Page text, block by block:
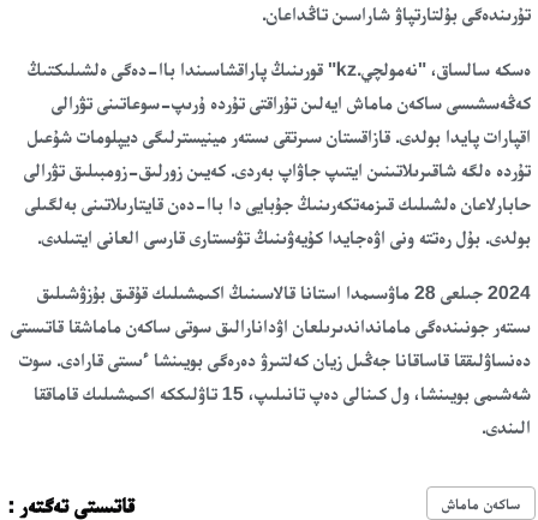
تۇرىندەگى بۇلتارتپاۋ شاراسىن تاڭداعان.
ەسكە سالساق، "نەمولچي.kz" قورىنىڭ پاراقشاسىندا باا-دەگى ەلشىلىكتىڭ
كەڭەسشىسى ساكەن ماماش ايەلىن تۇراقتى تۇردە ۇرىپ-سوعاتىنى تۋرالى
اقپارات پايدا بولدى. قازاقستان سىرتقى ىستەر مينيسترلىگى ديپلومات شۇعىل
تۇردە ەلگە شاقىرىلاتىنىن ايتىپ جاۋاپ بەردى. كەيىن زورلىق-زومبىلىق تۋرالى
حابارلاعان ەلشىلىك قىزمەتكەرىنىڭ جۇبايى دا باا-دەن قايتارىلاتىنى بەلگىلى
بولدى. بۇل رەتتە ونى اۋەجايدا كۇيەۋىنىڭ تۋىستارى قارسى العانى ايتىلدى.
2024 جىلعى 28 ماۋسىمدا استانا قالاسىنىڭ اكىمشىلىك قۇقىق بۇزۋشىلىق
ىستەر جونىندەگى مامانداندىرىلعان اۋدانارالىق سوتى ساكەن ماماشقا قاتىستى
دەنساۋلىققا قاساقانا جەڭىل زيان كەلتىرۋ دەرەگى بويىنشا ءىستى قارادى. سوت
شەشىمى بويىنشا، ول كىنالى دەپ تانىلىپ، 15 تاۋلىككە اكىمشىلىك قاماققا
الىندى.
قاتىستى تەگتەر : ساكەن ماماش